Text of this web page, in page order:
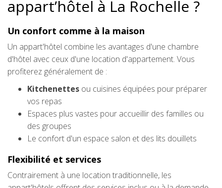
appart’hôtel à La Rochelle ?
Un confort comme à la maison
Un appart'hôtel combine les avantages d'une chambre
d'hôtel avec ceux d'une location d'appartement. Vous
profiterez généralement de :
Kitchenettes ou cuisines équipées pour préparer
vos repas
Espaces plus vastes pour accueillir des familles ou
des groupes
Le confort d'un espace salon et des lits douillets
Flexibilité et services
Contrairement à une location traditionnelle, les